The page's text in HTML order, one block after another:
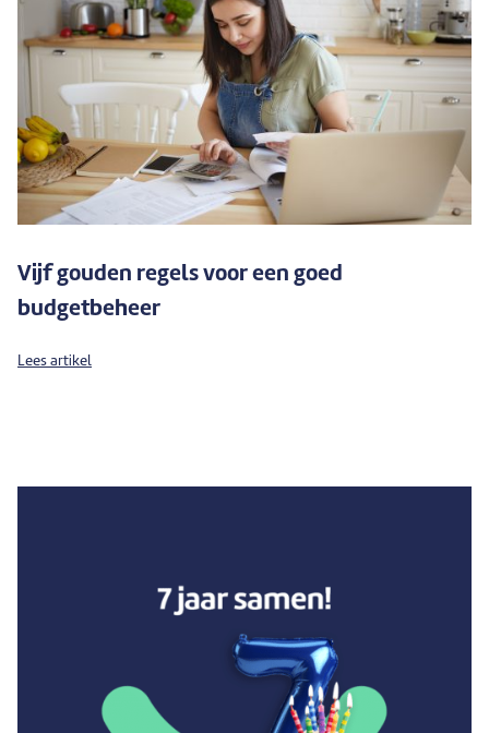
Vijf gouden regels voor een goed
budgetbeheer
Lees artikel